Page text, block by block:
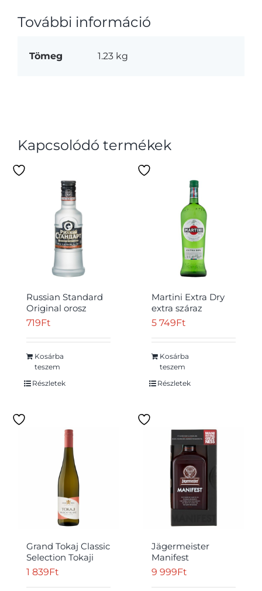
További információ
Tömeg 1.23 kg
Kapcsolódó termékek
Russian Standard
Original orosz
vodka 40% 0,05 l
719Ft
Kosárba
teszem
Részletek
Martini Extra Dry
extra száraz
vermut 18% 1 l
5 749Ft
Kosárba
teszem
Részletek
Grand Tokaj Classic
Selection Tokaji
Muscat Blanc
1 839Ft
Jägermeister
Manifest
gyógynövénylikőr
9 999Ft